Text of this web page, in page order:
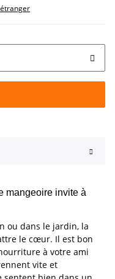
mangeoire invite à
ou dans le jardin, la
le cœur. Il est bon
à votre ami
vite et